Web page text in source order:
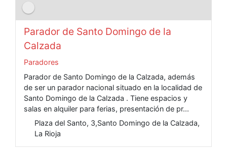
Parador de Santo Domingo de la
Calzada
Paradores
Parador de Santo Domingo de la Calzada, además
de ser un parador nacional situado en la localidad de
Santo Domingo de la Calzada . Tiene espacios y
salas en alquiler para ferias, presentación de pr...
Plaza del Santo, 3,Santo Domingo de la Calzada,
La Rioja